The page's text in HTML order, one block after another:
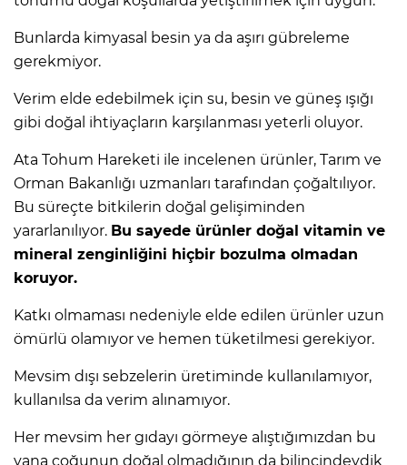
Bunlarda kimyasal besin ya da aşırı gübreleme
gerekmiyor.
Verim elde edebilmek için su, besin ve güneş ışığı
gibi doğal ihtiyaçların karşılanması yeterli oluyor.
Ata Tohum Hareketi ile incelenen ürünler, Tarım ve
Orman Bakanlığı uzmanları tarafından çoğaltılıyor.
Bu süreçte bitkilerin doğal gelişiminden
yararlanılıyor. Bu sayede ürünler doğal vitamin ve
mineral zenginliğini hiçbir bozulma olmadan
koruyor.
Katkı olmaması nedeniyle elde edilen ürünler uzun
ömürlü olamıyor ve hemen tüketilmesi gerekiyor.
Mevsim dışı sebzelerin üretiminde kullanılamıyor,
kullanılsa da verim alınamıyor.
Her mevsim her gıdayı görmeye alıştığımızdan bu
yana çoğunun doğal olmadığının da bilincindeydik